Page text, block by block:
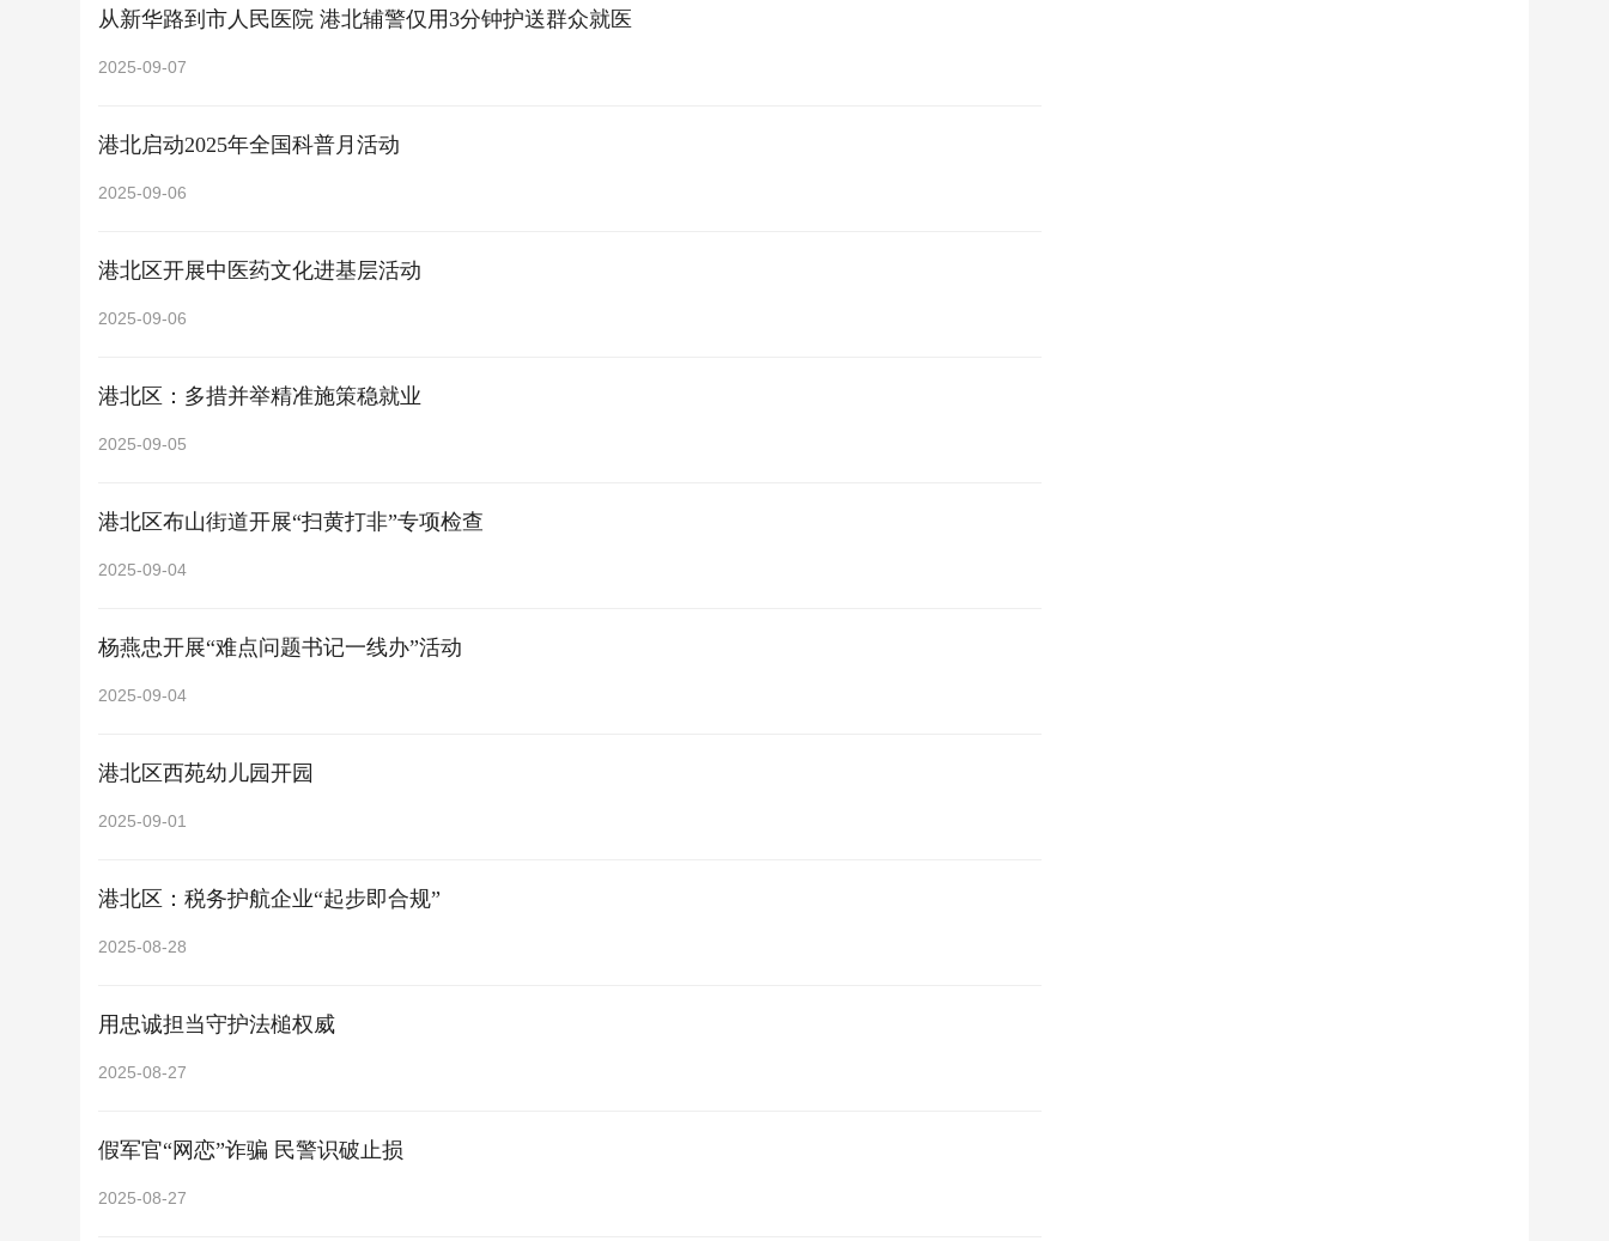
从新华路到市人民医院 港北辅警仅用3分钟护送群众就医
2025-09-07
港北启动2025年全国科普月活动
2025-09-06
港北区开展中医药文化进基层活动
2025-09-06
港北区：多措并举精准施策稳就业
2025-09-05
港北区布山街道开展“扫黄打非”专项检查
2025-09-04
杨燕忠开展“难点问题书记一线办”活动
2025-09-04
港北区西苑幼儿园开园
2025-09-01
港北区：税务护航企业“起步即合规”
2025-08-28
用忠诚担当守护法槌权威
2025-08-27
假军官“网恋”诈骗 民警识破止损
2025-08-27